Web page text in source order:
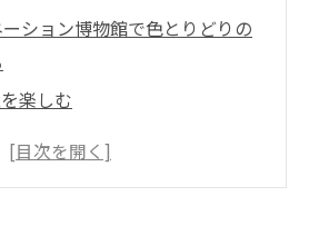
ション博物館で色とりどりの
楽しむ
ーネーション展示